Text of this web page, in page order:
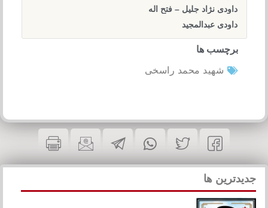
داودی نژاد جلیل – فتح اله
داودی عبدالمجید
برچسب ها
شهید محمد راسخی
جدیدترین ها